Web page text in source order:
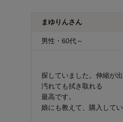
まゆりんさん
男性・60代～
探していました。伸縮が
汚れても拭き取れる
最高です。
娘にも教えて、購入してい